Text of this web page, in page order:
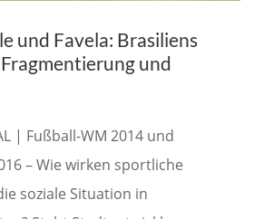
und Favela: Brasiliens
und
| Fußball-WM 2014 und
– Wie wirken sportliche
soziale Situation in